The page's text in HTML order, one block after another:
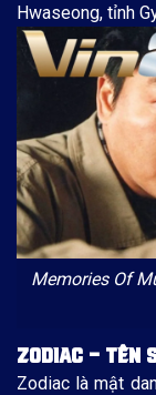
Hwaseong, tỉnh
Memories Of
ZODIAC – TÊN
Zodiac là mật